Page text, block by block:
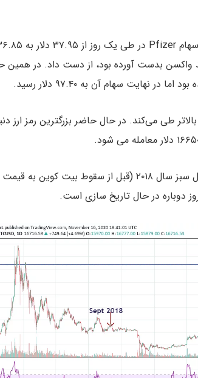
واکسن بدست آورده بود، از دست داد. در همین